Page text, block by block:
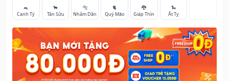
🐀
Canh Tý
🐂
Tân Sửu
🐅
Nhâm Dần
🐈
Quý Mão
🐉
Giáp Thìn
🐍
Ất Tỵ